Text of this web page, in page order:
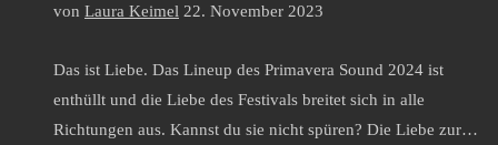
von Laura Keimel 22. November 2023
Das ist Liebe. Das Lineup des Primavera Sound 2024 ist
enthüllt und die Liebe des Festivals breitet sich in alle
Richtungen aus. Kannst du sie nicht spüren? Die Liebe zur…